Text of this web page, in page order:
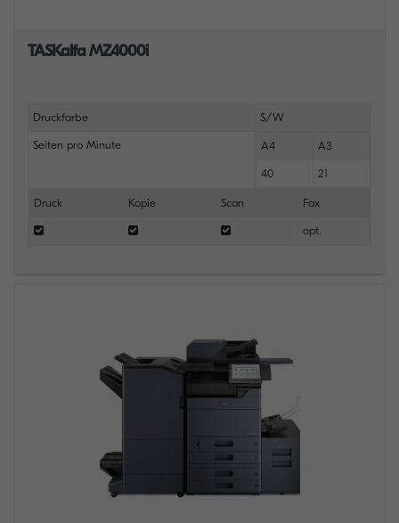
TASKalfa MZ4000i
Druckfarbe S/W
Seiten pro Minute A4 A3
40 21
Druck Kopie Scan Fax
opt.